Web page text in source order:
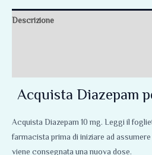
Descrizione
Acquista Diazepam
Acquista Diazepam 10 mg. Leggi il
farmacista prima di iniziare ad
viene consegnata una nuova dose.